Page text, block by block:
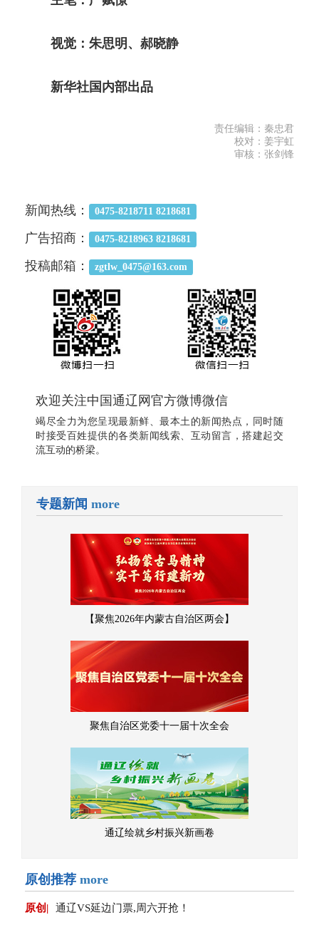
视觉：朱思明、郝晓静
新华社国内部出品
责任编辑：秦忠君
校对：姜宇虹
审核：张剑锋
新闻热线： 0475-8218711 8218681
广告招商： 0475-8218963 8218681
投稿邮箱： zgtlw_0475@163.com
欢迎关注中国通辽网官方微博微信
竭尽全力为您呈现最新鲜、最本土的新闻热点，同时随
时接受百姓提供的各类新闻线索、互动留言，搭建起交
流互动的桥梁。
专题新闻 more
【聚焦2026年内蒙古自治区两会】
聚焦自治区党委十一届十次全会
通辽绘就乡村振兴新画卷
原创推荐 more
原创| 通辽VS延边门票,周六开抢！